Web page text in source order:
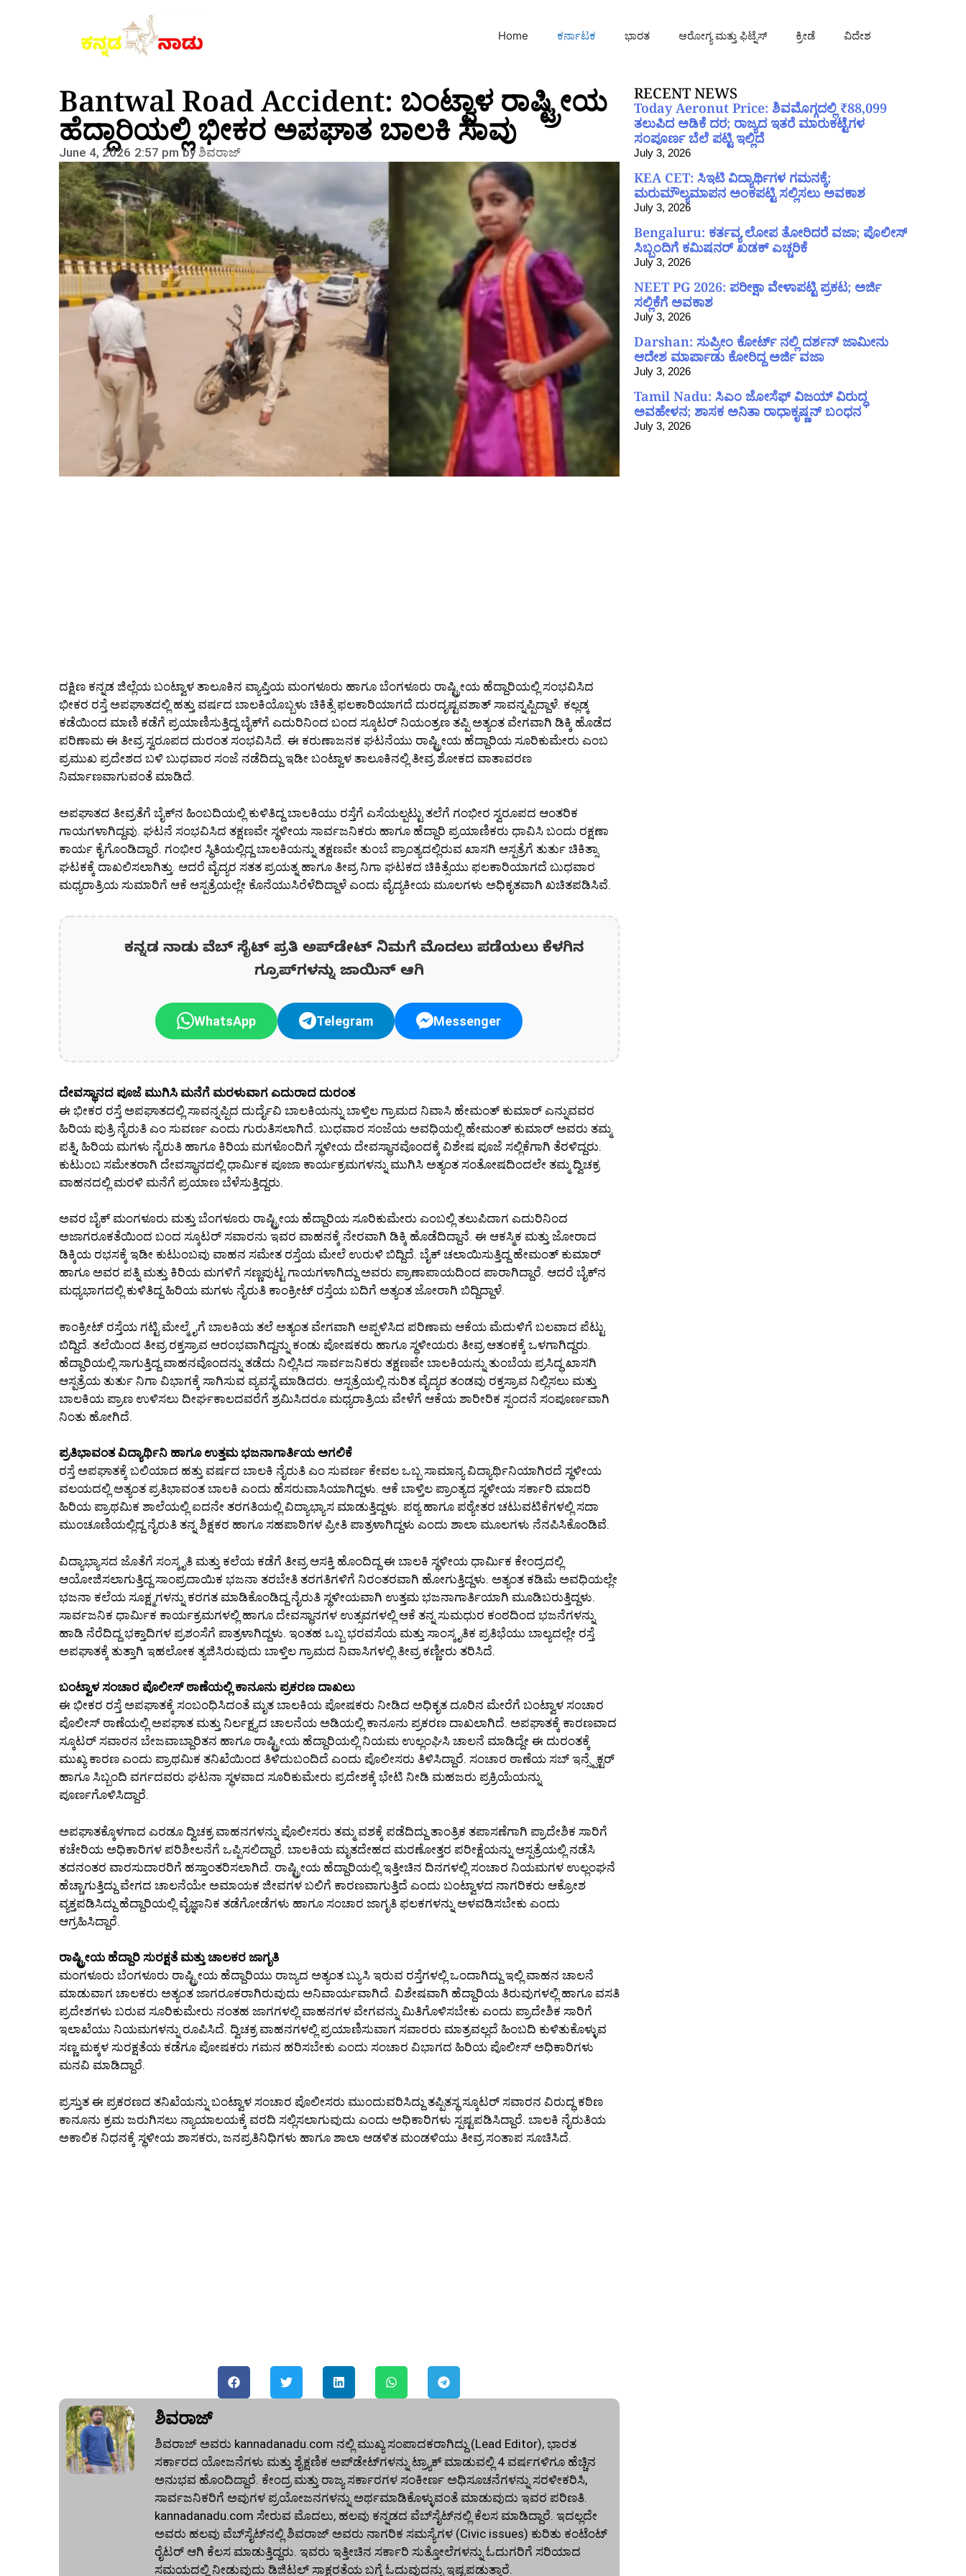
Home ಕರ್ನಾಟಕ ಭಾರತ ಆರೋಗ್ಯ ಮತ್ತು ಫಿಟ್ನೆಸ್ ಕ್ರೀಡೆ ವಿದೇಶ
Bantwal Road Accident: ಬಂಟ್ವಾಳ ರಾಷ್ಟ್ರೀಯ
ಹೆದ್ದಾರಿಯಲ್ಲಿ ಭೀಕರ ಅಪಘಾತ ಬಾಲಕಿ ಸಾವು
June 4, 2026 2:57 pm byಶಿವರಾಜ್
ದಕ್ಷಿಣ ಕನ್ನಡ ಜಿಲ್ಲೆಯ ಬಂಟ್ವಾಳ ತಾಲೂಕಿನ ವ್ಯಾಪ್ತಿಯ ಮಂಗಳೂರು ಹಾಗೂ ಬೆಂಗಳೂರು ರಾಷ್ಟ್ರೀಯ ಹೆದ್ದಾರಿಯಲ್ಲಿ ಸಂಭವಿಸಿದ
ಭೀಕರ ರಸ್ತೆ ಅಪಘಾತದಲ್ಲಿ ಹತ್ತು ವರ್ಷದ ಬಾಲಕಿಯೊಬ್ಬಳು ಚಿಕಿತ್ಸೆ ಫಲಕಾರಿಯಾಗದೆ ದುರದೃಷ್ಟವಶಾತ್ ಸಾವನ್ನಪ್ಪಿದ್ದಾಳೆ. ಕಲ್ಲಡ್ಕ
ಕಡೆಯಿಂದ ಮಾಣಿ ಕಡೆಗೆ ಪ್ರಯಾಣಿಸುತ್ತಿದ್ದ ಬೈಕ್‌ಗೆ ಎದುರಿನಿಂದ ಬಂದ ಸ್ಕೂಟರ್ ನಿಯಂತ್ರಣ ತಪ್ಪಿ ಅತ್ಯಂತ ವೇಗವಾಗಿ ಡಿಕ್ಕಿ ಹೊಡೆದ
ಪರಿಣಾಮ ಈ ತೀವ್ರ ಸ್ವರೂಪದ ದುರಂತ ಸಂಭವಿಸಿದೆ. ಈ ಕರುಣಾಜನಕ ಘಟನೆಯು ರಾಷ್ಟ್ರೀಯ ಹೆದ್ದಾರಿಯ ಸೂರಿಕುಮೇರು ಎಂಬ
ಪ್ರಮುಖ ಪ್ರದೇಶದ ಬಳಿ ಬುಧವಾರ ಸಂಜೆ ನಡೆದಿದ್ದು ಇಡೀ ಬಂಟ್ವಾಳ ತಾಲೂಕಿನಲ್ಲಿ ತೀವ್ರ ಶೋಕದ ವಾತಾವರಣ
ನಿರ್ಮಾಣವಾಗುವಂತೆ ಮಾಡಿದೆ.
ಅಪಘಾತದ ತೀವ್ರತೆಗೆ ಬೈಕ್‌ನ ಹಿಂಬದಿಯಲ್ಲಿ ಕುಳಿತಿದ್ದ ಬಾಲಕಿಯು ರಸ್ತೆಗೆ ಎಸೆಯಲ್ಪಟ್ಟು ತಲೆಗೆ ಗಂಭೀರ ಸ್ವರೂಪದ ಆಂತರಿಕ
ಗಾಯಗಳಾಗಿದ್ದವು. ಘಟನೆ ಸಂಭವಿಸಿದ ತಕ್ಷಣವೇ ಸ್ಥಳೀಯ ಸಾರ್ವಜನಿಕರು ಹಾಗೂ ಹೆದ್ದಾರಿ ಪ್ರಯಾಣಿಕರು ಧಾವಿಸಿ ಬಂದು ರಕ್ಷಣಾ
ಕಾರ್ಯ ಕೈಗೊಂಡಿದ್ದಾರೆ. ಗಂಭೀರ ಸ್ಥಿತಿಯಲ್ಲಿದ್ದ ಬಾಲಕಿಯನ್ನು ತಕ್ಷಣವೇ ತುಂಬೆ ಪ್ರಾಂತ್ಯದಲ್ಲಿರುವ ಖಾಸಗಿ ಆಸ್ಪತ್ರೆಗೆ ತುರ್ತು ಚಿಕಿತ್ಸಾ
ಘಟಕಕ್ಕೆ ದಾಖಲಿಸಲಾಗಿತ್ತು. ಆದರೆ ವೈದ್ಯರ ಸತತ ಪ್ರಯತ್ನ ಹಾಗೂ ತೀವ್ರ ನಿಗಾ ಘಟಕದ ಚಿಕಿತ್ಸೆಯು ಫಲಕಾರಿಯಾಗದೆ ಬುಧವಾರ
ಮಧ್ಯರಾತ್ರಿಯ ಸುಮಾರಿಗೆ ಆಕೆ ಆಸ್ಪತ್ರೆಯಲ್ಲೇ ಕೊನೆಯುಸಿರೆಳೆದಿದ್ದಾಳೆ ಎಂದು ವೈದ್ಯಕೀಯ ಮೂಲಗಳು ಅಧಿಕೃತವಾಗಿ ಖಚಿತಪಡಿಸಿವೆ.
ಕನ್ನಡ ನಾಡು ವೆಬ್ ಸೈಟ್ ಪ್ರತಿ ಅಪ್‌ಡೇಟ್‌ ನಿಮಗೆ ಮೊದಲು ಪಡೆಯಲು ಕೆಳಗಿನ
ಗ್ರೂಪ್‌ಗಳನ್ನು ಜಾಯಿನ್ ಆಗಿ
WhatsApp Telegram Messenger
ದೇವಸ್ಥಾನದ ಪೂಜೆ ಮುಗಿಸಿ ಮನೆಗೆ ಮರಳುವಾಗ ಎದುರಾದ ದುರಂತ
ಈ ಭೀಕರ ರಸ್ತೆ ಅಪಘಾತದಲ್ಲಿ ಸಾವನ್ನಪ್ಪಿದ ದುರ್ದೈವಿ ಬಾಲಕಿಯನ್ನು ಬಾಳ್ತಿಲ ಗ್ರಾಮದ ನಿವಾಸಿ ಹೇಮಂತ್ ಕುಮಾರ್ ಎನ್ನುವವರ
ಹಿರಿಯ ಪುತ್ರಿ ನೈರುತಿ ಎಂ ಸುವರ್ಣ ಎಂದು ಗುರುತಿಸಲಾಗಿದೆ. ಬುಧವಾರ ಸಂಜೆಯ ಅವಧಿಯಲ್ಲಿ ಹೇಮಂತ್ ಕುಮಾರ್ ಅವರು ತಮ್ಮ
ಪತ್ನಿ, ಹಿರಿಯ ಮಗಳು ನೈರುತಿ ಹಾಗೂ ಕಿರಿಯ ಮಗಳೊಂದಿಗೆ ಸ್ಥಳೀಯ ದೇವಸ್ಥಾನವೊಂದಕ್ಕೆ ವಿಶೇಷ ಪೂಜೆ ಸಲ್ಲಿಕೆಗಾಗಿ ತೆರಳಿದ್ದರು.
ಕುಟುಂಬ ಸಮೇತರಾಗಿ ದೇವಸ್ಥಾನದಲ್ಲಿ ಧಾರ್ಮಿಕ ಪೂಜಾ ಕಾರ್ಯಕ್ರಮಗಳನ್ನು ಮುಗಿಸಿ ಅತ್ಯಂತ ಸಂತೋಷದಿಂದಲೇ ತಮ್ಮ ದ್ವಿಚಕ್ರ
ವಾಹನದಲ್ಲಿ ಮರಳಿ ಮನೆಗೆ ಪ್ರಯಾಣ ಬೆಳೆಸುತ್ತಿದ್ದರು.
ಅವರ ಬೈಕ್ ಮಂಗಳೂರು ಮತ್ತು ಬೆಂಗಳೂರು ರಾಷ್ಟ್ರೀಯ ಹೆದ್ದಾರಿಯ ಸೂರಿಕುಮೇರು ಎಂಬಲ್ಲಿ ತಲುಪಿದಾಗ ಎದುರಿನಿಂದ
ಅಜಾಗರೂಕತೆಯಿಂದ ಬಂದ ಸ್ಕೂಟರ್ ಸವಾರನು ಇವರ ವಾಹನಕ್ಕೆ ನೇರವಾಗಿ ಡಿಕ್ಕಿ ಹೊಡೆದಿದ್ದಾನೆ. ಈ ಆಕಸ್ಮಿಕ ಮತ್ತು ಜೋರಾದ
ಡಿಕ್ಕಿಯ ರಭಸಕ್ಕೆ ಇಡೀ ಕುಟುಂಬವು ವಾಹನ ಸಮೇತ ರಸ್ತೆಯ ಮೇಲೆ ಉರುಳಿ ಬಿದ್ದಿದೆ. ಬೈಕ್ ಚಲಾಯಿಸುತ್ತಿದ್ದ ಹೇಮಂತ್ ಕುಮಾರ್
ಹಾಗೂ ಅವರ ಪತ್ನಿ ಮತ್ತು ಕಿರಿಯ ಮಗಳಿಗೆ ಸಣ್ಣಪುಟ್ಟ ಗಾಯಗಳಾಗಿದ್ದು ಅವರು ಪ್ರಾಣಾಪಾಯದಿಂದ ಪಾರಾಗಿದ್ದಾರೆ. ಆದರೆ ಬೈಕ್‌ನ
ಮಧ್ಯಭಾಗದಲ್ಲಿ ಕುಳಿತಿದ್ದ ಹಿರಿಯ ಮಗಳು ನೈರುತಿ ಕಾಂಕ್ರೀಟ್ ರಸ್ತೆಯ ಬದಿಗೆ ಅತ್ಯಂತ ಜೋರಾಗಿ ಬಿದ್ದಿದ್ದಾಳೆ.
ಕಾಂಕ್ರೀಟ್ ರಸ್ತೆಯ ಗಟ್ಟಿ ಮೇಲ್ಮೈಗೆ ಬಾಲಕಿಯ ತಲೆ ಅತ್ಯಂತ ವೇಗವಾಗಿ ಅಪ್ಪಳಿಸಿದ ಪರಿಣಾಮ ಆಕೆಯ ಮೆದುಳಿಗೆ ಬಲವಾದ ಪೆಟ್ಟು
ಬಿದ್ದಿದೆ. ತಲೆಯಿಂದ ತೀವ್ರ ರಕ್ತಸ್ರಾವ ಆರಂಭವಾಗಿದ್ದನ್ನು ಕಂಡು ಪೋಷಕರು ಹಾಗೂ ಸ್ಥಳೀಯರು ತೀವ್ರ ಆತಂಕಕ್ಕೆ ಒಳಗಾಗಿದ್ದರು.
ಹೆದ್ದಾರಿಯಲ್ಲಿ ಸಾಗುತ್ತಿದ್ದ ವಾಹನವೊಂದನ್ನು ತಡೆದು ನಿಲ್ಲಿಸಿದ ಸಾರ್ವಜನಿಕರು ತಕ್ಷಣವೇ ಬಾಲಕಿಯನ್ನು ತುಂಬೆಯ ಪ್ರಸಿದ್ಧ ಖಾಸಗಿ
ಆಸ್ಪತ್ರೆಯ ತುರ್ತು ನಿಗಾ ವಿಭಾಗಕ್ಕೆ ಸಾಗಿಸುವ ವ್ಯವಸ್ಥೆ ಮಾಡಿದರು. ಆಸ್ಪತ್ರೆಯಲ್ಲಿ ನುರಿತ ವೈದ್ಯರ ತಂಡವು ರಕ್ತಸ್ರಾವ ನಿಲ್ಲಿಸಲು ಮತ್ತು
ಬಾಲಕಿಯ ಪ್ರಾಣ ಉಳಿಸಲು ದೀರ್ಘಕಾಲದವರೆಗೆ ಶ್ರಮಿಸಿದರೂ ಮಧ್ಯರಾತ್ರಿಯ ವೇಳೆಗೆ ಆಕೆಯ ಶಾರೀರಿಕ ಸ್ಪಂದನೆ ಸಂಪೂರ್ಣವಾಗಿ
ನಿಂತು ಹೋಗಿದೆ.
ಪ್ರತಿಭಾವಂತ ವಿದ್ಯಾರ್ಥಿನಿ ಹಾಗೂ ಉತ್ತಮ ಭಜನಾಗಾರ್ತಿಯ ಅಗಲಿಕೆ
ರಸ್ತೆ ಅಪಘಾತಕ್ಕೆ ಬಲಿಯಾದ ಹತ್ತು ವರ್ಷದ ಬಾಲಕಿ ನೈರುತಿ ಎಂ ಸುವರ್ಣ ಕೇವಲ ಒಬ್ಬ ಸಾಮಾನ್ಯ ವಿದ್ಯಾರ್ಥಿನಿಯಾಗಿರದೆ ಸ್ಥಳೀಯ
ವಲಯದಲ್ಲಿ ಅತ್ಯಂತ ಪ್ರತಿಭಾವಂತ ಬಾಲಕಿ ಎಂದು ಹೆಸರುವಾಸಿಯಾಗಿದ್ದಳು. ಆಕೆ ಬಾಳ್ತಿಲ ಪ್ರಾಂತ್ಯದ ಸ್ಥಳೀಯ ಸರ್ಕಾರಿ ಮಾದರಿ
ಹಿರಿಯ ಪ್ರಾಥಮಿಕ ಶಾಲೆಯಲ್ಲಿ ಐದನೇ ತರಗತಿಯಲ್ಲಿ ವಿದ್ಯಾಭ್ಯಾಸ ಮಾಡುತ್ತಿದ್ದಳು. ಪಠ್ಯ ಹಾಗೂ ಪಠ್ಯೇತರ ಚಟುವಟಿಕೆಗಳಲ್ಲಿ ಸದಾ
ಮುಂಚೂಣಿಯಲ್ಲಿದ್ದ ನೈರುತಿ ತನ್ನ ಶಿಕ್ಷಕರ ಹಾಗೂ ಸಹಪಾಠಿಗಳ ಪ್ರೀತಿ ಪಾತ್ರಳಾಗಿದ್ದಳು ಎಂದು ಶಾಲಾ ಮೂಲಗಳು ನೆನಪಿಸಿಕೊಂಡಿವೆ.
ವಿದ್ಯಾಭ್ಯಾಸದ ಜೊತೆಗೆ ಸಂಸ್ಕೃತಿ ಮತ್ತು ಕಲೆಯ ಕಡೆಗೆ ತೀವ್ರ ಆಸಕ್ತಿ ಹೊಂದಿದ್ದ ಈ ಬಾಲಕಿ ಸ್ಥಳೀಯ ಧಾರ್ಮಿಕ ಕೇಂದ್ರದಲ್ಲಿ
ಆಯೋಜಿಸಲಾಗುತ್ತಿದ್ದ ಸಾಂಪ್ರದಾಯಿಕ ಭಜನಾ ತರಬೇತಿ ತರಗತಿಗಳಿಗೆ ನಿರಂತರವಾಗಿ ಹೋಗುತ್ತಿದ್ದಳು. ಅತ್ಯಂತ ಕಡಿಮೆ ಅವಧಿಯಲ್ಲೇ
ಭಜನಾ ಕಲೆಯ ಸೂಕ್ಷ್ಮಗಳನ್ನು ಕರಗತ ಮಾಡಿಕೊಂಡಿದ್ದ ನೈರುತಿ ಸ್ಥಳೀಯವಾಗಿ ಉತ್ತಮ ಭಜನಾಗಾರ್ತಿಯಾಗಿ ಮೂಡಿಬರುತ್ತಿದ್ದಳು.
ಸಾರ್ವಜನಿಕ ಧಾರ್ಮಿಕ ಕಾರ್ಯಕ್ರಮಗಳಲ್ಲಿ ಹಾಗೂ ದೇವಸ್ಥಾನಗಳ ಉತ್ಸವಗಳಲ್ಲಿ ಆಕೆ ತನ್ನ ಸುಮಧುರ ಕಂಠದಿಂದ ಭಜನೆಗಳನ್ನು
ಹಾಡಿ ನೆರೆದಿದ್ದ ಭಕ್ತಾದಿಗಳ ಪ್ರಶಂಸೆಗೆ ಪಾತ್ರಳಾಗಿದ್ದಳು. ಇಂತಹ ಒಬ್ಬ ಭರವಸೆಯ ಮತ್ತು ಸಾಂಸ್ಕೃತಿಕ ಪ್ರತಿಭೆಯು ಬಾಲ್ಯದಲ್ಲೇ ರಸ್ತೆ
ಅಪಘಾತಕ್ಕೆ ತುತ್ತಾಗಿ ಇಹಲೋಕ ತ್ಯಜಿಸಿರುವುದು ಬಾಳ್ತಿಲ ಗ್ರಾಮದ ನಿವಾಸಿಗಳಲ್ಲಿ ತೀವ್ರ ಕಣ್ಣೀರು ತರಿಸಿದೆ.
ಬಂಟ್ವಾಳ ಸಂಚಾರ ಪೊಲೀಸ್ ಠಾಣೆಯಲ್ಲಿ ಕಾನೂನು ಪ್ರಕರಣ ದಾಖಲು
ಈ ಭೀಕರ ರಸ್ತೆ ಅಪಘಾತಕ್ಕೆ ಸಂಬಂಧಿಸಿದಂತೆ ಮೃತ ಬಾಲಕಿಯ ಪೋಷಕರು ನೀಡಿದ ಅಧಿಕೃತ ದೂರಿನ ಮೇರೆಗೆ ಬಂಟ್ವಾಳ ಸಂಚಾರ
ಪೊಲೀಸ್ ಠಾಣೆಯಲ್ಲಿ ಅಪಘಾತ ಮತ್ತು ನಿರ್ಲಕ್ಷ್ಯದ ಚಾಲನೆಯ ಅಡಿಯಲ್ಲಿ ಕಾನೂನು ಪ್ರಕರಣ ದಾಖಲಾಗಿದೆ. ಅಪಘಾತಕ್ಕೆ ಕಾರಣವಾದ
ಸ್ಕೂಟರ್ ಸವಾರನ ಬೇಜವಾಬ್ದಾರಿತನ ಹಾಗೂ ರಾಷ್ಟ್ರೀಯ ಹೆದ್ದಾರಿಯಲ್ಲಿ ನಿಯಮ ಉಲ್ಲಂಘಿಸಿ ಚಾಲನೆ ಮಾಡಿದ್ದೇ ಈ ದುರಂತಕ್ಕೆ
ಮುಖ್ಯ ಕಾರಣ ಎಂದು ಪ್ರಾಥಮಿಕ ತನಿಖೆಯಿಂದ ತಿಳಿದುಬಂದಿದೆ ಎಂದು ಪೊಲೀಸರು ತಿಳಿಸಿದ್ದಾರೆ. ಸಂಚಾರ ಠಾಣೆಯ ಸಬ್ ಇನ್ಸ್ಪೆಕ್ಟರ್
ಹಾಗೂ ಸಿಬ್ಬಂದಿ ವರ್ಗದವರು ಘಟನಾ ಸ್ಥಳವಾದ ಸೂರಿಕುಮೇರು ಪ್ರದೇಶಕ್ಕೆ ಭೇಟಿ ನೀಡಿ ಮಹಜರು ಪ್ರಕ್ರಿಯೆಯನ್ನು
ಪೂರ್ಣಗೊಳಿಸಿದ್ದಾರೆ.
ಅಪಘಾತಕ್ಕೊಳಗಾದ ಎರಡೂ ದ್ವಿಚಕ್ರ ವಾಹನಗಳನ್ನು ಪೊಲೀಸರು ತಮ್ಮ ವಶಕ್ಕೆ ಪಡೆದಿದ್ದು ತಾಂತ್ರಿಕ ತಪಾಸಣೆಗಾಗಿ ಪ್ರಾದೇಶಿಕ ಸಾರಿಗೆ
ಕಚೇರಿಯ ಅಧಿಕಾರಿಗಳ ಪರಿಶೀಲನೆಗೆ ಒಪ್ಪಿಸಲಿದ್ದಾರೆ. ಬಾಲಕಿಯ ಮೃತದೇಹದ ಮರಣೋತ್ತರ ಪರೀಕ್ಷೆಯನ್ನು ಆಸ್ಪತ್ರೆಯಲ್ಲಿ ನಡೆಸಿ
ತದನಂತರ ವಾರಸುದಾರರಿಗೆ ಹಸ್ತಾಂತರಿಸಲಾಗಿದೆ. ರಾಷ್ಟ್ರೀಯ ಹೆದ್ದಾರಿಯಲ್ಲಿ ಇತ್ತೀಚಿನ ದಿನಗಳಲ್ಲಿ ಸಂಚಾರ ನಿಯಮಗಳ ಉಲ್ಲಂಘನೆ
ಹೆಚ್ಚಾಗುತ್ತಿದ್ದು ವೇಗದ ಚಾಲನೆಯೇ ಅಮಾಯಕ ಜೀವಗಳ ಬಲಿಗೆ ಕಾರಣವಾಗುತ್ತಿದೆ ಎಂದು ಬಂಟ್ವಾಳದ ನಾಗರಿಕರು ಆಕ್ರೋಶ
ವ್ಯಕ್ತಪಡಿಸಿದ್ದು ಹೆದ್ದಾರಿಯಲ್ಲಿ ವೈಜ್ಞಾನಿಕ ತಡೆಗೋಡೆಗಳು ಹಾಗೂ ಸಂಚಾರ ಜಾಗೃತಿ ಫಲಕಗಳನ್ನು ಅಳವಡಿಸಬೇಕು ಎಂದು
ಆಗ್ರಹಿಸಿದ್ದಾರೆ.
ರಾಷ್ಟ್ರೀಯ ಹೆದ್ದಾರಿ ಸುರಕ್ಷತೆ ಮತ್ತು ಚಾಲಕರ ಜಾಗೃತಿ
ಮಂಗಳೂರು ಬೆಂಗಳೂರು ರಾಷ್ಟ್ರೀಯ ಹೆದ್ದಾರಿಯು ರಾಜ್ಯದ ಅತ್ಯಂತ ಬ್ಯುಸಿ ಇರುವ ರಸ್ತೆಗಳಲ್ಲಿ ಒಂದಾಗಿದ್ದು ಇಲ್ಲಿ ವಾಹನ ಚಾಲನೆ
ಮಾಡುವಾಗ ಚಾಲಕರು ಅತ್ಯಂತ ಜಾಗರೂಕರಾಗಿರುವುದು ಅನಿವಾರ್ಯವಾಗಿದೆ. ವಿಶೇಷವಾಗಿ ಹೆದ್ದಾರಿಯ ತಿರುವುಗಳಲ್ಲಿ ಹಾಗೂ ವಸತಿ
ಪ್ರದೇಶಗಳು ಬರುವ ಸೂರಿಕುಮೇರು ನಂತಹ ಜಾಗಗಳಲ್ಲಿ ವಾಹನಗಳ ವೇಗವನ್ನು ಮಿತಿಗೊಳಿಸಬೇಕು ಎಂದು ಪ್ರಾದೇಶಿಕ ಸಾರಿಗೆ
ಇಲಾಖೆಯು ನಿಯಮಗಳನ್ನು ರೂಪಿಸಿದೆ. ದ್ವಿಚಕ್ರ ವಾಹನಗಳಲ್ಲಿ ಪ್ರಯಾಣಿಸುವಾಗ ಸವಾರರು ಮಾತ್ರವಲ್ಲದೆ ಹಿಂಬದಿ ಕುಳಿತುಕೊಳ್ಳುವ
ಸಣ್ಣ ಮಕ್ಕಳ ಸುರಕ್ಷತೆಯ ಕಡೆಗೂ ಪೋಷಕರು ಗಮನ ಹರಿಸಬೇಕು ಎಂದು ಸಂಚಾರ ವಿಭಾಗದ ಹಿರಿಯ ಪೊಲೀಸ್ ಅಧಿಕಾರಿಗಳು
ಮನವಿ ಮಾಡಿದ್ದಾರೆ.
ಪ್ರಸ್ತುತ ಈ ಪ್ರಕರಣದ ತನಿಖೆಯನ್ನು ಬಂಟ್ವಾಳ ಸಂಚಾರ ಪೊಲೀಸರು ಮುಂದುವರಿಸಿದ್ದು ತಪ್ಪಿತಸ್ಥ ಸ್ಕೂಟರ್ ಸವಾರನ ವಿರುದ್ಧ ಕಠಿಣ
ಕಾನೂನು ಕ್ರಮ ಜರುಗಿಸಲು ನ್ಯಾಯಾಲಯಕ್ಕೆ ವರದಿ ಸಲ್ಲಿಸಲಾಗುವುದು ಎಂದು ಅಧಿಕಾರಿಗಳು ಸ್ಪಷ್ಟಪಡಿಸಿದ್ದಾರೆ. ಬಾಲಕಿ ನೈರುತಿಯ
ಅಕಾಲಿಕ ನಿಧನಕ್ಕೆ ಸ್ಥಳೀಯ ಶಾಸಕರು, ಜನಪ್ರತಿನಿಧಿಗಳು ಹಾಗೂ ಶಾಲಾ ಆಡಳಿತ ಮಂಡಳಿಯು ತೀವ್ರ ಸಂತಾಪ ಸೂಚಿಸಿದೆ.
ಶಿವರಾಜ್
ಶಿವರಾಜ್ ಅವರು kannadanadu.com ನಲ್ಲಿ ಮುಖ್ಯ ಸಂಪಾದಕರಾಗಿದ್ದು (Lead Editor), ಭಾರತ
ಸರ್ಕಾರದ ಯೋಜನೆಗಳು ಮತ್ತು ಶೈಕ್ಷಣಿಕ ಅಪ್‌ಡೇಟ್‌ಗಳನ್ನು ಟ್ರ್ಯಾಕ್ ಮಾಡುವಲ್ಲಿ 4 ವರ್ಷಗಳಿಗೂ ಹೆಚ್ಚಿನ
ಅನುಭವ ಹೊಂದಿದ್ದಾರೆ. ಕೇಂದ್ರ ಮತ್ತು ರಾಜ್ಯ ಸರ್ಕಾರಗಳ ಸಂಕೀರ್ಣ ಅಧಿಸೂಚನೆಗಳನ್ನು ಸರಳೀಕರಿಸಿ,
ಸಾರ್ವಜನಿಕರಿಗೆ ಅವುಗಳ ಪ್ರಯೋಜನಗಳನ್ನು ಅರ್ಥಮಾಡಿಕೊಳ್ಳುವಂತೆ ಮಾಡುವುದು ಇವರ ಪರಿಣತಿ.
kannadanadu.com ಸೇರುವ ಮೊದಲು, ಹಲವು ಕನ್ನಡದ ವೆಬ್‌ಸೈಟ್‌ನಲ್ಲಿ ಕೆಲಸ ಮಾಡಿದ್ದಾರೆ. ಇದಲ್ಲದೇ
ಅವರು ಹಲವು ವೆಬ್‌ಸೈಟ್‌ನಲ್ಲಿ ಶಿವರಾಜ್ ಅವರು ನಾಗರಿಕ ಸಮಸ್ಯೆಗಳ (Civic issues) ಕುರಿತು ಕಂಟೆಂಟ್
ರೈಟರ್ ಆಗಿ ಕೆಲಸ ಮಾಡುತ್ತಿದ್ದರು. ಇವರು ಇತ್ತೀಚಿನ ಸರ್ಕಾರಿ ಸುತ್ತೋಲೆಗಳನ್ನು ಓದುಗರಿಗೆ ಸರಿಯಾದ
ಸಮಯದಲ್ಲಿ ನೀಡುವುದು ಡಿಜಿಟಲ್ ಸಾಕ್ಷರತೆಯ ಬಗ್ಗೆ ಓದುವುದನ್ನು ಇಷ್ಟಪಡುತ್ತಾರೆ.
RECENT NEWS
Today Aeronut Price: ಶಿವಮೊಗ್ಗದಲ್ಲಿ ₹88,099
ತಲುಪಿದ ಅಡಿಕೆ ದರ; ರಾಜ್ಯದ ಇತರೆ ಮಾರುಕಟ್ಟೆಗಳ
ಸಂಪೂರ್ಣ ಬೆಲೆ ಪಟ್ಟಿ ಇಲ್ಲಿದೆ
July 3, 2026
KEA CET: ಸಿಇಟಿ ವಿದ್ಯಾರ್ಥಿಗಳ ಗಮನಕ್ಕೆ;
ಮರುಮೌಲ್ಯಮಾಪನ ಅಂಕಪಟ್ಟಿ ಸಲ್ಲಿಸಲು ಅವಕಾಶ
July 3, 2026
Bengaluru: ಕರ್ತವ್ಯ ಲೋಪ ತೋರಿದರೆ ವಜಾ; ಪೊಲೀಸ್
ಸಿಬ್ಬಂದಿಗೆ ಕಮಿಷನರ್ ಖಡಕ್ ಎಚ್ಚರಿಕೆ
July 3, 2026
NEET PG 2026: ಪರೀಕ್ಷಾ ವೇಳಾಪಟ್ಟಿ ಪ್ರಕಟ; ಅರ್ಜಿ
ಸಲ್ಲಿಕೆಗೆ ಅವಕಾಶ
July 3, 2026
Darshan: ಸುಪ್ರೀಂ ಕೋರ್ಟ್ ನಲ್ಲಿ ದರ್ಶನ್ ಜಾಮೀನು
ಆದೇಶ ಮಾರ್ಪಾಡು ಕೋರಿದ್ದ ಅರ್ಜಿ ವಜಾ
July 3, 2026
Tamil Nadu: ಸಿಎಂ ಜೋಸೆಫ್ ವಿಜಯ್ ವಿರುದ್ಧ
ಅವಹೇಳನ; ಶಾಸಕ ಅನಿತಾ ರಾಧಾಕೃಷ್ಣನ್ ಬಂಧನ
July 3, 2026